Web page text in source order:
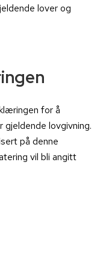
lover og
for å
gjeldende lovgivning.
på denne
vil bli angitt